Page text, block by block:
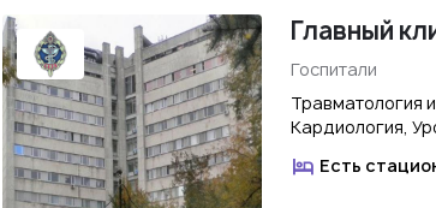
Главный
Госпитали
Травматология
Кардиология,
Есть